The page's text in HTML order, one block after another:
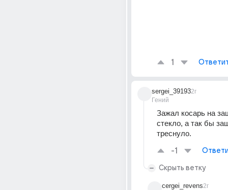
1
sergei_39193
Гений
2г
Зажал косарь на
стекло, а так бы
треснуло.
-1
Скрыть ветку
cergei_revens2г